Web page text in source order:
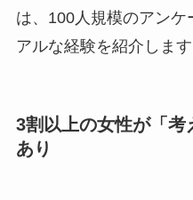
は、100人規模のアンケ
アルな経験を紹介します
3割以上の女性が「
あり